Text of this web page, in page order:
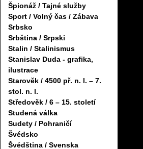
Špionáž / Tajné služby
Sport / Volný čas / Zábava
Srbsko
Srbština / Srpski
Stalin / Stalinismus
Stanislav Duda - grafika,
ilustrace
Starověk / 4500 př. n. l. – 7.
stol. n. l.
Středověk / 6 – 15. století
Studená válka
Sudety / Pohraničí
Švédsko
Švédština / Svenska